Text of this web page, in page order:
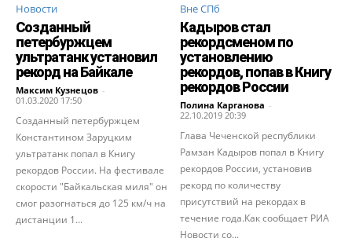
Новости
Созданный
петербуржцем
ультратанк установил
рекорд на Байкале
Максим Кузнецов -
01.03.2020 17:50
Созданный петербуржцем
Константином Заруцким
ультратанк попал в Книгу
рекордов России. На фестивале
скорости "Байкальская миля" он
смог разогнаться до 125 км/ч на
дистанции 1...
Вне СПб
Кадыров стал
рекордсменом по
установлению
рекордов, попав в Книгу
рекордов России
Полина Карганова -
22.10.2019 20:39
Глава Чеченской республики
Рамзан Кадыров попал в Книгу
рекордов России, установив
рекорд по количеству
присутствий на рекордах в
течение года.Как сообщает РИА
Новости со...